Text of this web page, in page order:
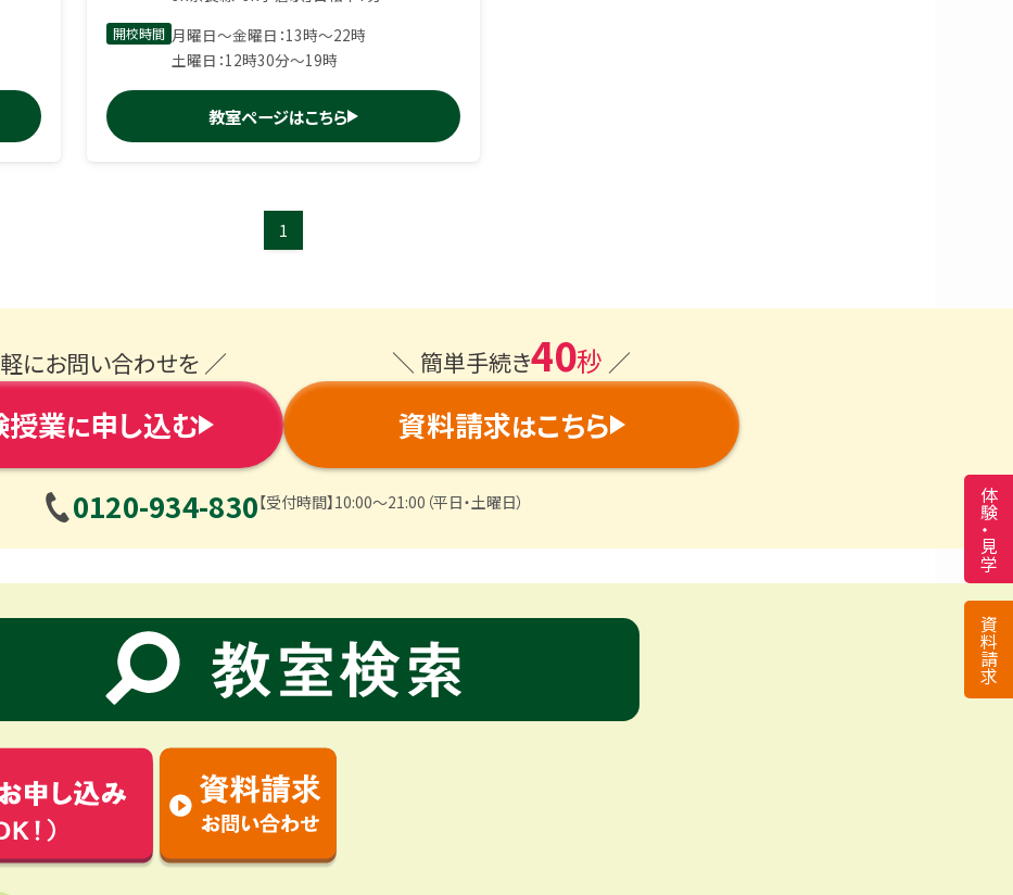
開校時間 月曜日〜金曜日：13時〜22時
土曜日：12時30分〜19時
教室ページはこちら
1
にお問い合わせを ／
授業に申し込む
＼ 簡単手続き40秒 ／
資料請求はこちら
0120-934-830【受付時間】10:00〜21:00（平日・土曜日）